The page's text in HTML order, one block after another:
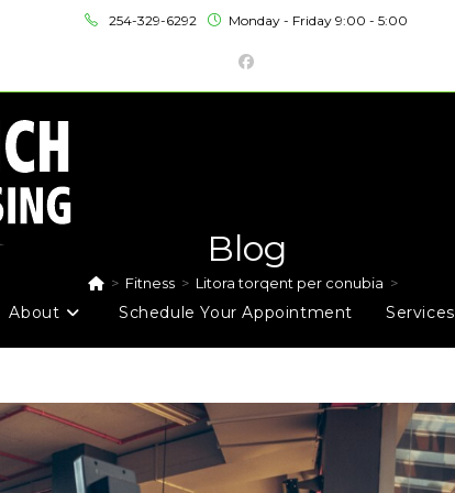
254-329-6292 Monday - Friday 9:00 - 5:00
About Schedule Your Appointment Services
Blog
> Fitness > Litora torqent per conubia >